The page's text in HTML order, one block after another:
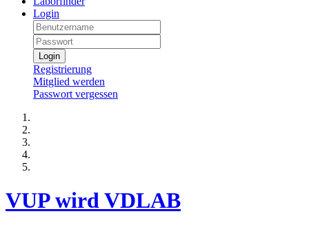
Login
Login
Registrierung
Mitglied werden
Passwort vergessen
VUP wird VDLAB